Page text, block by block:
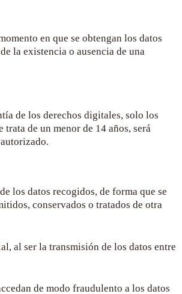
en que se obtengan los datos
la existencia o ausencia de una
de los derechos digitales, solo los
trata de un menor de 14 años, será
los datos recogidos, de forma que se
conservados o tratados de otra
al ser la transmisión de los datos entre
de modo fraudulento a los datos